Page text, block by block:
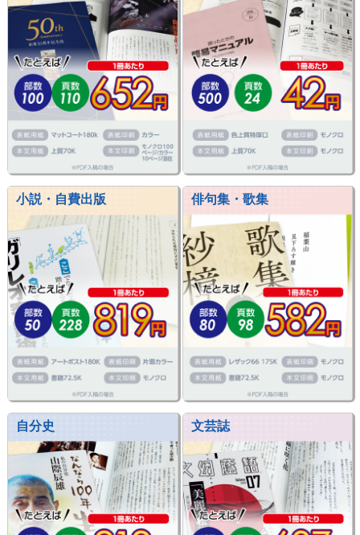
小説・自費出版 俳句集・歌集
自分史 文芸誌